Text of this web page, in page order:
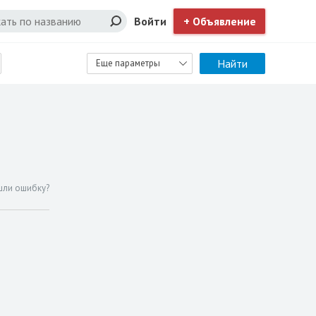
Войти + Объявление
Еще параметры Найти
ошибку?